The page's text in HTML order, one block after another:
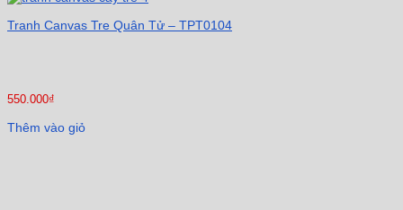
Tranh Canvas Tre Quân Tử – TPT0104
550.000₫
Thêm vào giỏ